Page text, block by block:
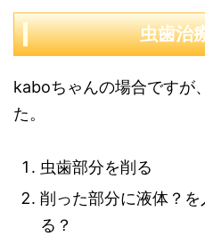
虫歯治
kaboちゃんの場合ですが
た。
虫歯部分を削る
削った部分に液体？
る？